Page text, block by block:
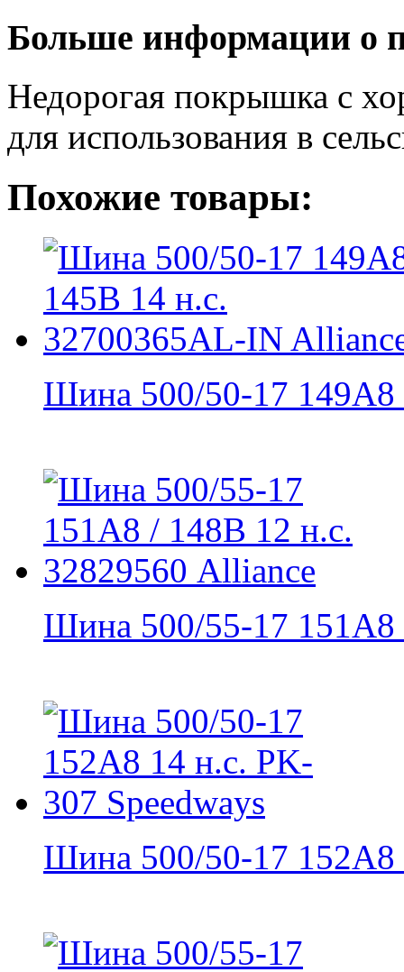
Больше информации о
Недорогая покрышка с
для использования в
Похожие товары:
Шина 500/50-17 149A8
Шина 500/55-17 151A8
Шина 500/50-17 152А8